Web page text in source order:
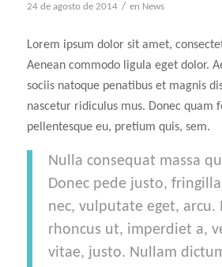
24 de agosto de 2014 / en News
Lorem ipsum dolor sit amet,
Aenean commodo ligula eget dolor.
sociis natoque penatibus et magnis
nascetur ridiculus mus. Donec quam
pellentesque eu, pretium quis, sem.
Nulla consequat massa
Donec pede justo,
nec, vulputate eget, arcu.
rhoncus ut, imperdiet a,
vitae, justo. Nullam